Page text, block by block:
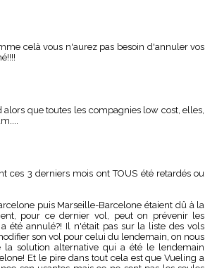
celà vous n'aurez pas besoin d'annuler vos
que toutes les compagnies low cost, elles,
ces 3 derniers mois ont TOUS été retardés ou
puis Marseille-Barcelone étaient dû à la
pour ce dernier vol, peut on prévenir les
été annulé?! Il n'était pas sur la liste des vols
son vol pour celui du lendemain, on nous
solution alternative qui a été le lendemain
Et le pire dans tout cela est que Vueling a